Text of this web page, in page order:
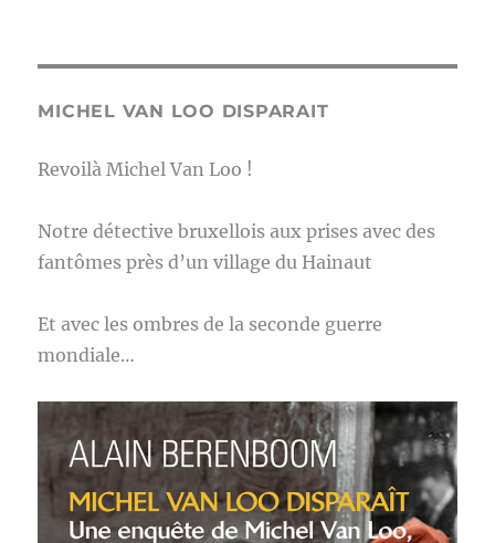
MICHEL VAN LOO DISPARAIT
Revoilà Michel Van Loo !
Notre détective bruxellois aux prises avec des
fantômes près d’un village du Hainaut
Et avec les ombres de la seconde guerre
mondiale…